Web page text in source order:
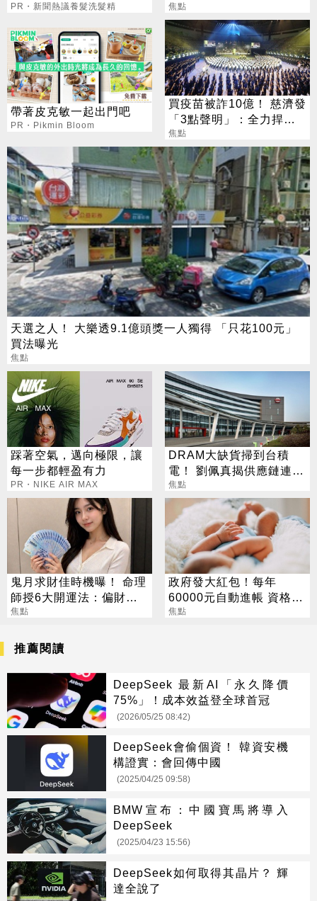
PR・新聞熱議養髮洗髮精
暴瘦嚇壞女兒
焦點
帶著皮克敏一起出門吧
PR・Pikmin Bloom
買疫苗被詐10億！ 慈濟發
「3點聲明」：全力捍衛
捐款人權益
焦點
天選之人！ 大樂透9.1億頭獎一人獨得 「只花100元」
買法曝光
焦點
踩著空氣，邁向極限，讓
每一步都輕盈有力
PR・NIKE AIR MAX
DRAM大缺貨掃到台積
電！ 劉佩真揭供應鏈連鎖
效應
焦點
鬼月求財佳時機曝！ 命理
師授6大開運法：偏財
「用想的」就行
焦點
政府發大紅包！每年
60000元自動進帳 資格一
次看
焦點
推薦閱讀
DeepSeek 最新AI「永久降價
75%」！成本效益登全球首冠
(2026/05/25 08:42)
DeepSeek會偷個資！ 韓資安機
構證實：會回傳中國
(2025/04/25 09:58)
BMW宣布：中國寶馬將導入
DeepSeek
(2025/04/23 15:56)
DeepSeek如何取得其晶片？ 輝
達全說了